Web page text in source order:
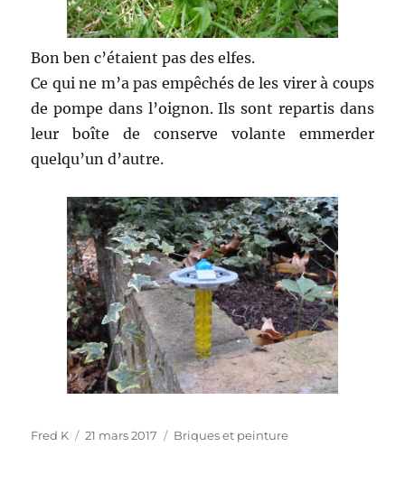
Bon ben c’étaient pas des elfes.
Ce qui ne m’a pas empêchés de les virer à coups
de pompe dans l’oignon. Ils sont repartis dans
leur boîte de conserve volante emmerder
quelqu’un d’autre.
Auteur
Fred K
Publié
21 mars 2017 Catégories
Briques et peinture